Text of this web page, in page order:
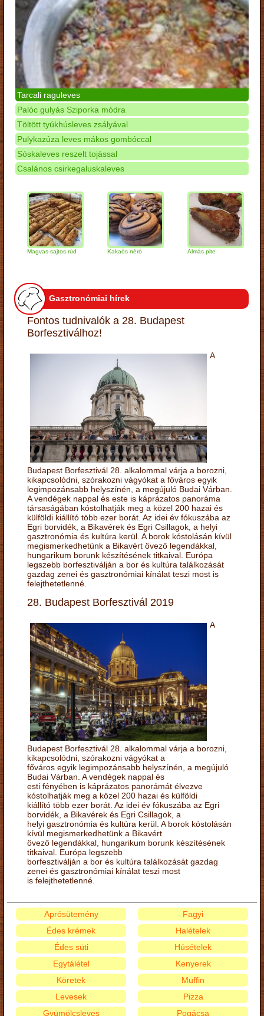
Tarcali raguleves
Palóc gulyás Sziporka módra
Töltött tyúkhúsleves zsályával
Pulykazúza leves mákos gombóccal
Sóskaleves reszelt tojással
Csalános csirkegaluskaleves
Magvas-sajtos rúd Kakaós néró Almás pite
Gasztronómiai hírek
Fontos tudnivalók a 28. Budapest
Borfesztiválhoz!
A
Budapest Borfesztivál 28. alkalommal várja a borozni,
kikapcsolódni, szórakozni vágyókat a főváros egyik
legimpozánsabb helyszínén, a megújuló Budai Várban.
A vendégek nappal és este is káprázatos panoráma
társaságában kóstolhatják meg a közel 200 hazai és
külföldi kiállító több ezer borát. Az idei év fókuszába az
Egri borvidék, a Bikavérek és Egri Csillagok, a helyi
gasztronómia és kultúra kerül. A borok kóstolásán kívül
megismerkedhetünk a Bikavért övező legendákkal,
hungarikum borunk készítésének titkaival. Európa
legszebb borfesztiválján a bor és kultúra találkozását
gazdag zenei és gasztronómiai kínálat teszi most is
felejthetetlenné.
28. Budapest Borfesztivál 2019
A
Budapest Borfesztivál 28. alkalommal várja a borozni,
kikapcsolódni, szórakozni vágyókat a
főváros egyik legimpozánsabb helyszínén, a megújuló
Budai Várban. A vendégek nappal és
esti fényében is káprázatos panorámát élvezve
kóstolhatják meg a közel 200 hazai és külföldi
kiállító több ezer borát. Az idei év fókuszába az Egri
borvidék, a Bikavérek és Egri Csillagok, a
helyi gasztronómia és kultúra kerül. A borok kóstolásán
kívül megismerkedhetünk a Bikavért
övező legendákkal, hungarikum borunk készítésének
titkaival. Európa legszebb
borfesztiválján a bor és kultúra találkozását gazdag
zenei és gasztronómiai kínálat teszi most
is felejthetetlenné.
Aprósütemény
Édes krémek
Édes süti
Egytálétel
Fagyi
Halételek
Húsételek
Kenyerek
Köretek
Levesek
Gyümölcsleves
Muffin
Pizza
Pogácsa